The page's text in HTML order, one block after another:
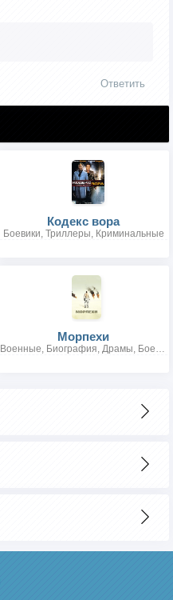
Ответить
Кодекс вора
Боевики, Триллеры, Криминальные
Морпехи
Военные, Биография, Драмы, Боевики